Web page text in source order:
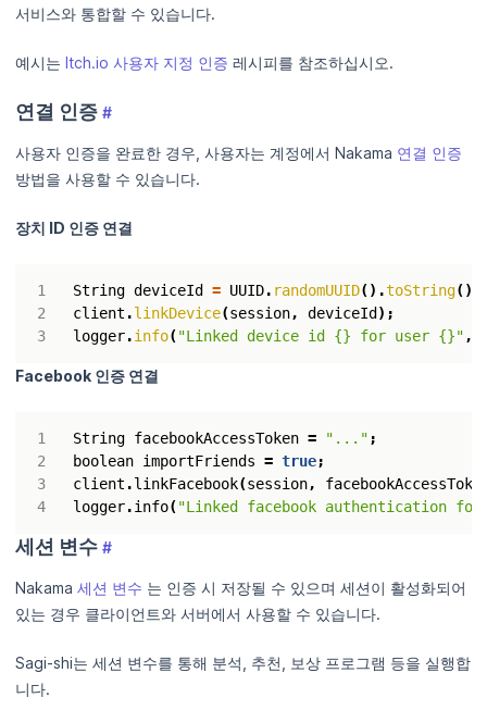
서비스와 통합할 수 있습니다.
예시는 Itch.io 사용자 지정 인증 레시피를 참조하십시오.
연결 인증 #
사용자 인증을 완료한 경우, 사용자는 계정에서 Nakama 연결 인증
방법을 사용할 수 있습니다.
장치 ID 인증 연결
3
String deviceId = UUID. randomUUID().toString();
client .linkDevice(session, deviceId);
logger.info("Linked device id {} for user {}" ,
Facebook 인증 연결
3
4
String facebookAccessToken = "..." ;
boolean importFriends = true;
client .linkFacebook(session,
logger.info("Linked facebook authentication
세션 변수 #
Nakama 세션 변수 는 인증 시 저장될 수 있으며 세션이 활성화되어
있는 경우 클라이언트와 서버에서 사용할 수 있습니다.
Sagi-shi는 세션 변수를 통해 분석, 추천, 보상 프로그램 등을 실행합
니다.